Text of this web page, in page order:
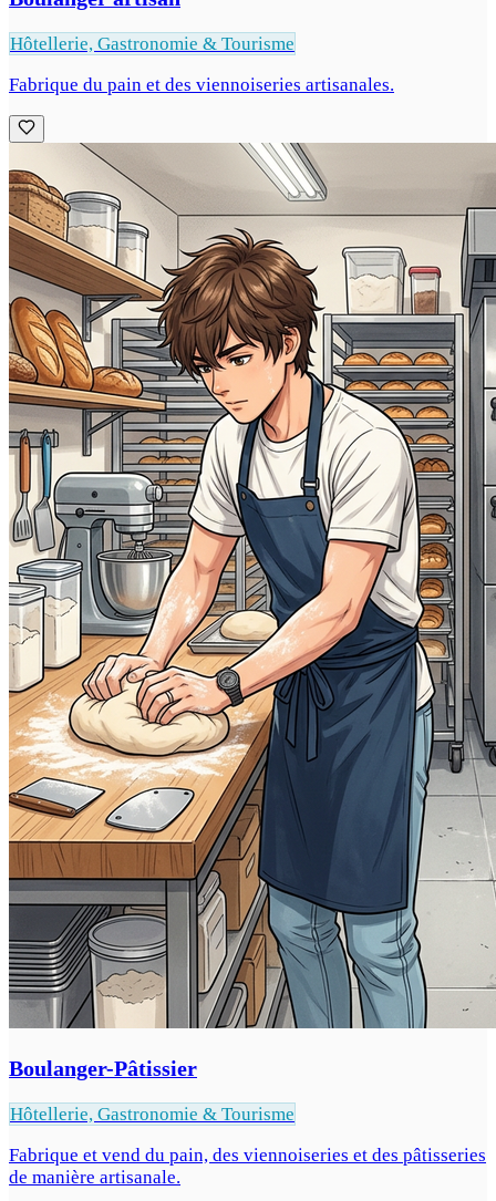
Hôtellerie, Gastronomie & Tourisme
Fabrique du pain et des viennoiseries artisanales.
Boulanger-Pâtissier
Hôtellerie, Gastronomie & Tourisme
Fabrique et vend du pain, des viennoiseries et des pâtisseries
de manière artisanale.